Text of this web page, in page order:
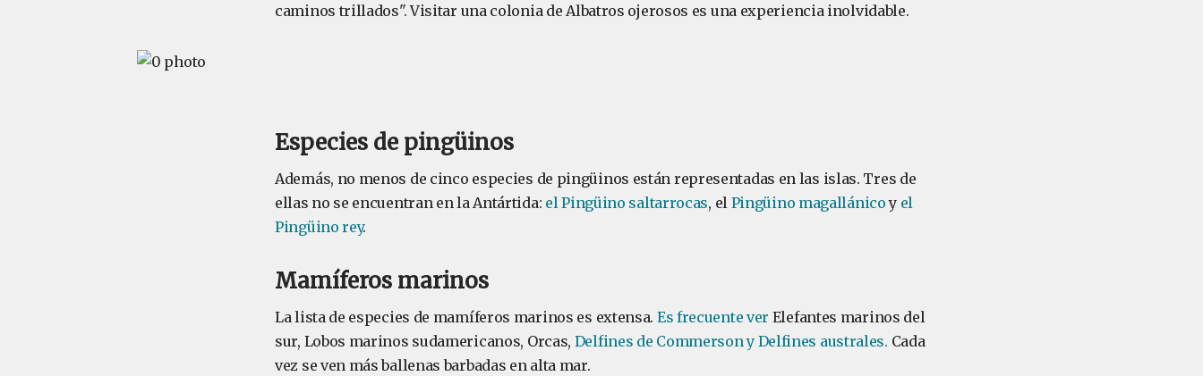
caminos trillados". Visitar una colonia de Albatros ojerosos es una experiencia inolvidable.
Especies de pingüinos
Además, no menos de cinco especies de pingüinos están representadas en las islas. Tres de
ellas no se encuentran en la Antártida: el Pingüino saltarrocas, el Pingüino magallánicoy el
Pingüino rey.
Mamíferos marinos
La lista de especies de mamíferos marinos es extensa. Es frecuente ver Elefantes marinos del
sur, Lobos marinos sudamericanos, Orcas, Delfines de Commerson y Delfines australes. Cada
vez se ven más ballenas barbadas en alta mar.